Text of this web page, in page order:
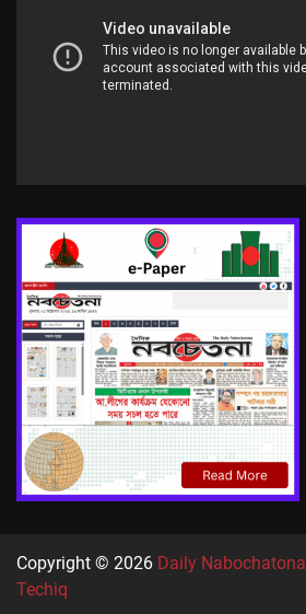
Copyright © 2026 Daily Nabochatona
Techiq